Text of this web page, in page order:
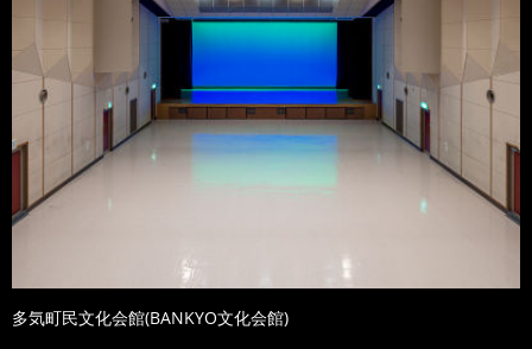
多気町民文化会館(BANKYO文化会館)